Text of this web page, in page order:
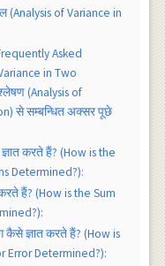
(Analysis of Variance in
Asked
in Two
(Analysis of
से सम्बन्धित अक्सर पूछे
करते हैं? (How is the
Determined?):
हैं? (How is the Sum
कैसे ज्ञात करते हैं? (How is
Error Determined?):